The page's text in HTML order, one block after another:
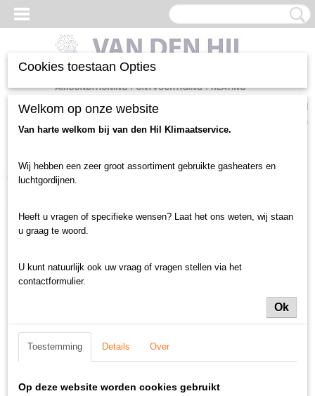
Inloggen Registreren
(0)
Home >Verwarming heater>Verwarming heater gebruikt>Warmwater
(CV) verwarmers
Plafond montage
40 kw CV luchtverwarmer Wolf
TLHD 63 (binnenkort beschikbaar)
Cookies toestaan Opties
Welkom op onze website
Van harte welkom bij van den Hil Klimaatservice.
Wij hebben een zeer groot assortiment gebruikte gasheaters en
luchtgordijnen.
Heeft u vragen of specifieke wensen? Laat het ons weten, wij staan
u graag te woord.
U kunt natuurlijk ook uw vraag of vragen stellen via het
contactformulier.
Ok
Toestemming Details Over
Op deze website worden cookies gebruikt